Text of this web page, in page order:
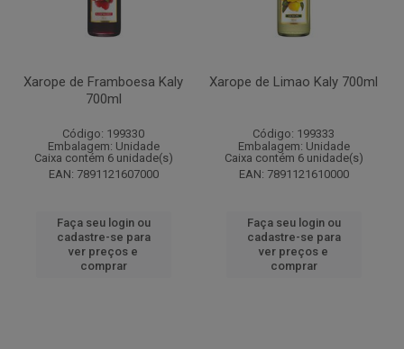
Xarope de Framboesa Kaly
700ml
Código: 199330
Embalagem: Unidade
Caixa contém 6 unidade(s)
EAN: 7891121607000
Faça seu login ou
cadastre-se para
ver preços e
comprar
Xarope de Limao Kaly 700ml
Código: 199333
Embalagem: Unidade
Caixa contém 6 unidade(s)
EAN: 7891121610000
Faça seu login ou
cadastre-se para
ver preços e
comprar